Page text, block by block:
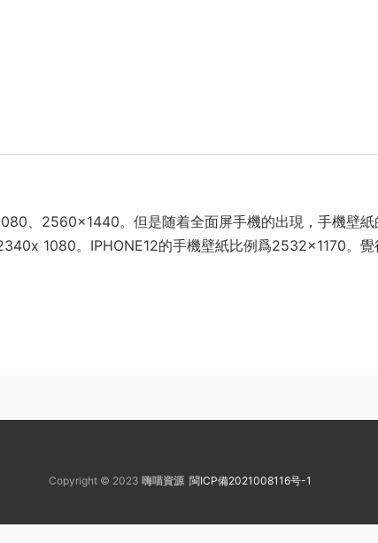
、2560×1440。但是随着全面屏手機的出現，手機壁紙
1080。IPHONE12的手機壁紙比例爲2532×1170。覺
Copyright © 2023 嗨喵資源 閩ICP備2021008116号-1